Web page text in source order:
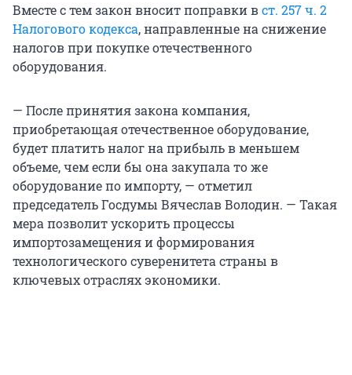
Вместе с тем закон вносит поправки вст. 257 ч. 2
Налогового кодекса, направленные на снижение
налогов при покупке отечественного
оборудования.
— После принятия закона компания,
приобретающая отечественное оборудование,
будет платить налог на прибыль в меньшем
объеме, чем если бы она закупала то же
оборудование по импорту, — отметил
председатель Госдумы Вячеслав Володин. — Такая
мера позволит ускорить процессы
импортозамещения и формирования
технологического суверенитета страны в
ключевых отраслях экономики.